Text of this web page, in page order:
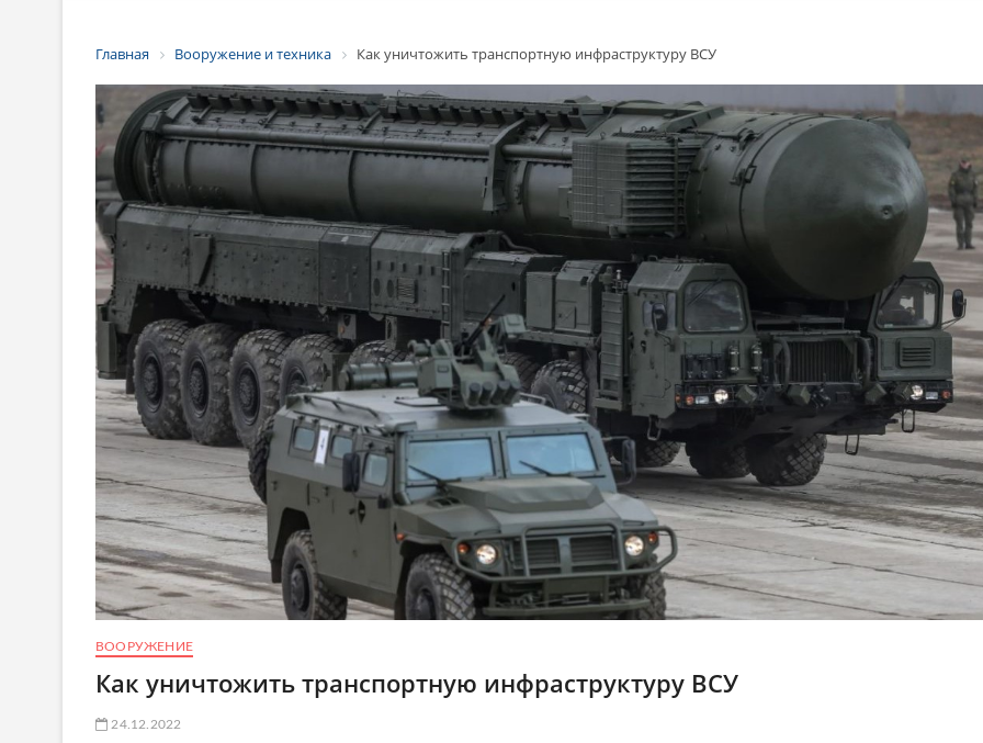
Главная Вооружение и техника Как уничтожить транспортную инфраструктуру ВСУ
ВООРУЖЕНИЕ
Как уничтожить транспортную инфраструктуру ВСУ
24.12.2022